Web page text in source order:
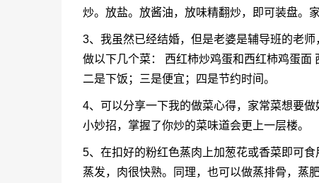
炒。放盐。放酱油，放味精翻炒，即可装盘。
3、我虽然已经结婚，但是老婆是辅导班的老
做以下几个菜： 西红柿炒鸡蛋和西红柿鸡蛋面
二是下饭；三是便宜；四是节约时间。
4、可以分享一下我的做菜心得，家常菜想要
小妙招，掌握了你炒的菜味道会更上一层楼。
5、在扣好的粉红色蒸肉上加葱花或香菜即可
蒸发，肉很快熟。同理，也可以做蒸排骨，蒸